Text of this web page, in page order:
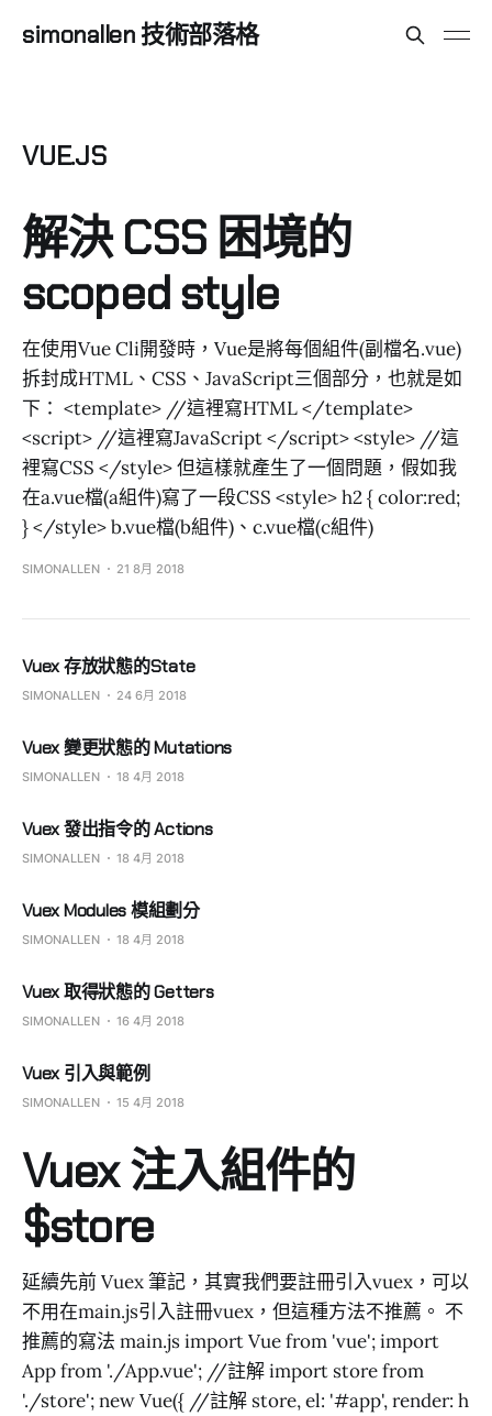
simonallen 技術部落格
VUE.JS
解決 CSS 困境的
scoped style
在使用Vue Cli開發時，Vue是將每個組件(副檔名.vue)
拆封成HTML、CSS、JavaScript三個部分，也就是如
下： <template> //這裡寫HTML </template>
<script> //這裡寫JavaScript </script> <style> //這
裡寫CSS </style> 但這樣就產生了一個問題，假如我
在a.vue檔(a組件)寫了一段CSS <style> h2 { color:red;
} </style> b.vue檔(b組件)、c.vue檔(c組件)
SIMONALLEN 21 8月 2018
Vuex 存放狀態的State
SIMONALLEN 24 6月 2018
Vuex 變更狀態的 Mutations
SIMONALLEN 18 4月 2018
Vuex 發出指令的 Actions
SIMONALLEN 18 4月 2018
Vuex Modules 模組劃分
SIMONALLEN 18 4月 2018
Vuex 取得狀態的 Getters
SIMONALLEN 16 4月 2018
Vuex 引入與範例
SIMONALLEN 15 4月 2018
Vuex 注入組件的
$store
延續先前 Vuex 筆記，其實我們要註冊引入vuex，可以
不用在main.js引入註冊vuex，但這種方法不推薦。 不
推薦的寫法 main.js import Vue from 'vue'; import
App from './App.vue'; //註解 import store from
'./store'; new Vue({ //註解 store, el: '#app', render: h